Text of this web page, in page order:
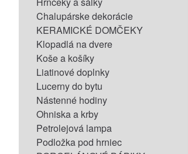
Chalupárske dekorácie
KERAMICKÉ DOMČEKY
Klopadlá na dvere
Koše a košíky
Liatinové doplnky
Lucerny do bytu
Nástenné hodiny
Ohniska a krby
Petrolejová lampa
Podložka pod hrniec